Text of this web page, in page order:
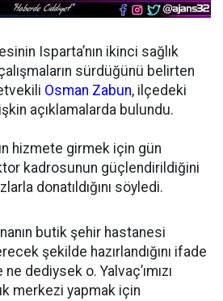
Isparta’nın ikinci sağlık
sürdüğünü belirten
Osman Zabun, ilçedeki
açıklamalarda bulundu.
hizmete girmek için gün
kadrosunun güçlendirildiğini
donatıldığını söyledi.
butik şehir hastanesi
şekilde hazırlandığını ifade
dediysek o. Yalvaç’ımızı
merkezi yapmak için